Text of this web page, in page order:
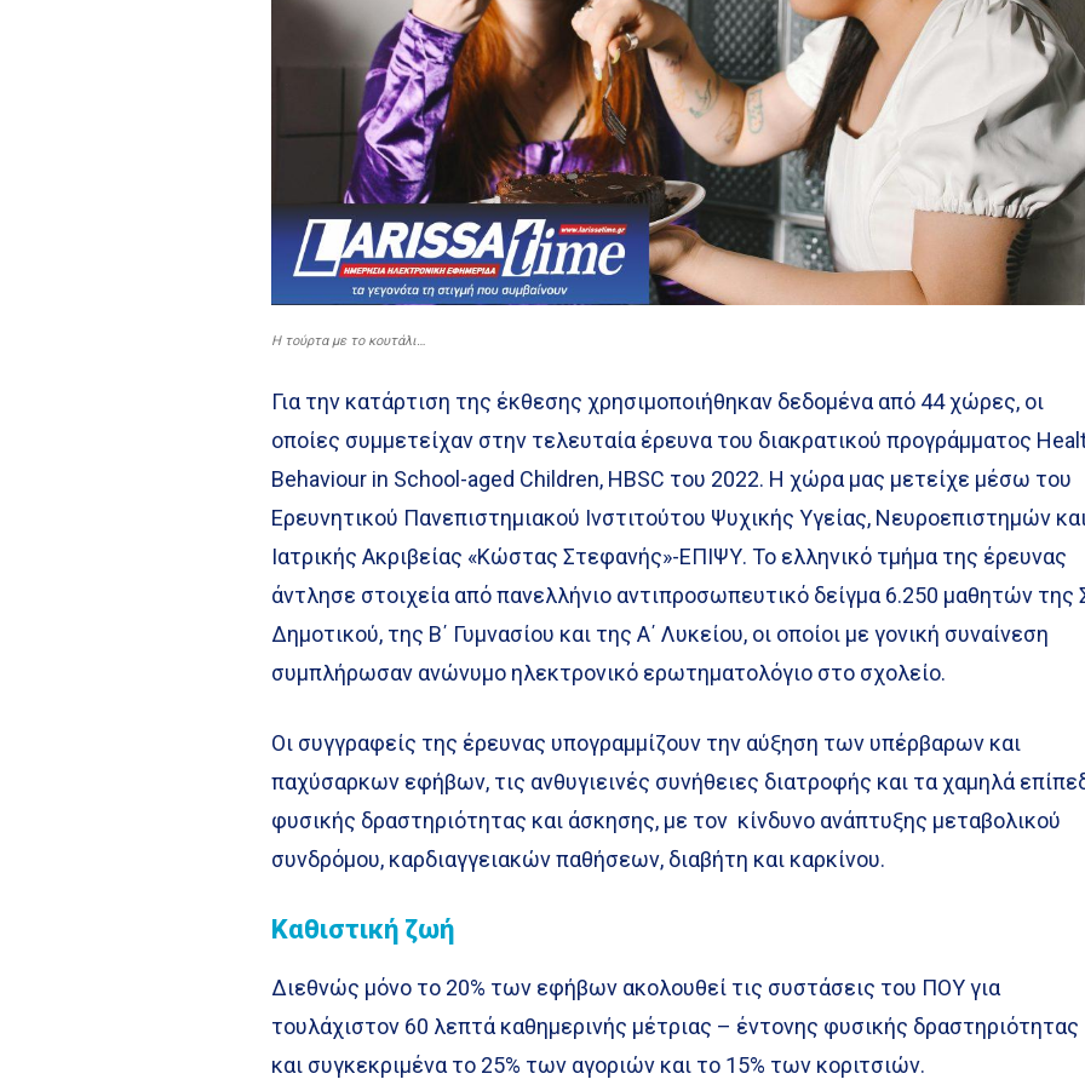
H τούρτα με το κουτάλι…
Για την κατάρτιση της έκθεσης χρησιμοποιήθηκαν δεδομένα από 44 χώρες, οι
οποίες συμμετείχαν στην τελευταία έρευνα του διακρατικού προγράμματος
Behaviour in School-aged Children, HBSC του 2022. Η χώρα μας μετείχε μέσω του
Ερευνητικού Πανεπιστημιακού Ινστιτούτου Ψυχικής Υγείας, Νευροεπιστημών
Ιατρικής Ακριβείας «Κώστας Στεφανής»-ΕΠΙΨΥ. Το ελληνικό τμήμα της έρευνας
άντλησε στοιχεία από πανελλήνιο αντιπροσωπευτικό δείγμα 6.250 μαθητών της
Δημοτικού, της Β΄ Γυμνασίου και της Α΄ Λυκείου, οι οποίοι με γονική συναίνεση
συμπλήρωσαν ανώνυμο ηλεκτρονικό ερωτηματολόγιο στο σχολείο.
Οι συγγραφείς της έρευνας υπογραμμίζουν την αύξηση των υπέρβαρων και
παχύσαρκων εφήβων, τις ανθυγιεινές συνήθειες διατροφής και τα χαμηλά
φυσικής δραστηριότητας και άσκησης, με τον κίνδυνο ανάπτυξης μεταβολικού
συνδρόμου, καρδιαγγειακών παθήσεων, διαβήτη και καρκίνου.
Καθιστική ζωή
Διεθνώς μόνο το 20% των εφήβων ακολουθεί τις συστάσεις του ΠΟΥ για
τουλάχιστον 60 λεπτά καθημερινής μέτριας – έντονης φυσικής δραστηριότητας
και συγκεκριμένα το 25% των αγοριών και το 15% των κοριτσιών.